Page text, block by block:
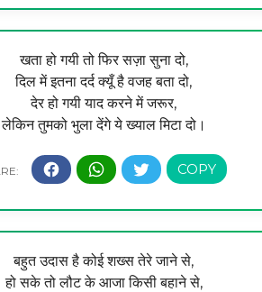
खता हो गयी तो फिर सज़ा सुना दो,
दिल में इतना दर्द क्यूँ है वजह बता दो,
देर हो गयी याद करने में जरूर,
लेकिन तुमको भुला देंगे ये ख्याल मिटा दो।
बहुत उदास है कोई शख्स तेरे जाने से,
हो सके तो लौट के आजा किसी बहाने से,